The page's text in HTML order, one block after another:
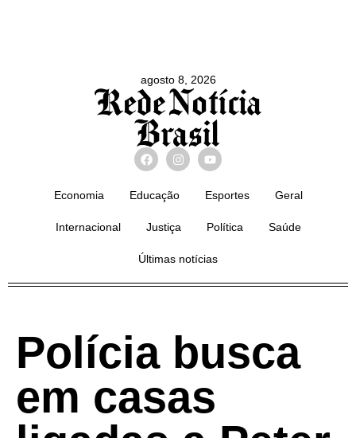
agosto 8, 2026
Economia Educação Esportes Geral
Internacional Justiça Política Saúde
Últimas notícias
Polícia busca
em casas